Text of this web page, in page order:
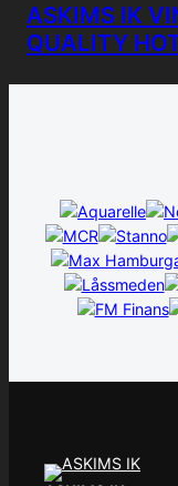
ASKIMS IK
QUALITY